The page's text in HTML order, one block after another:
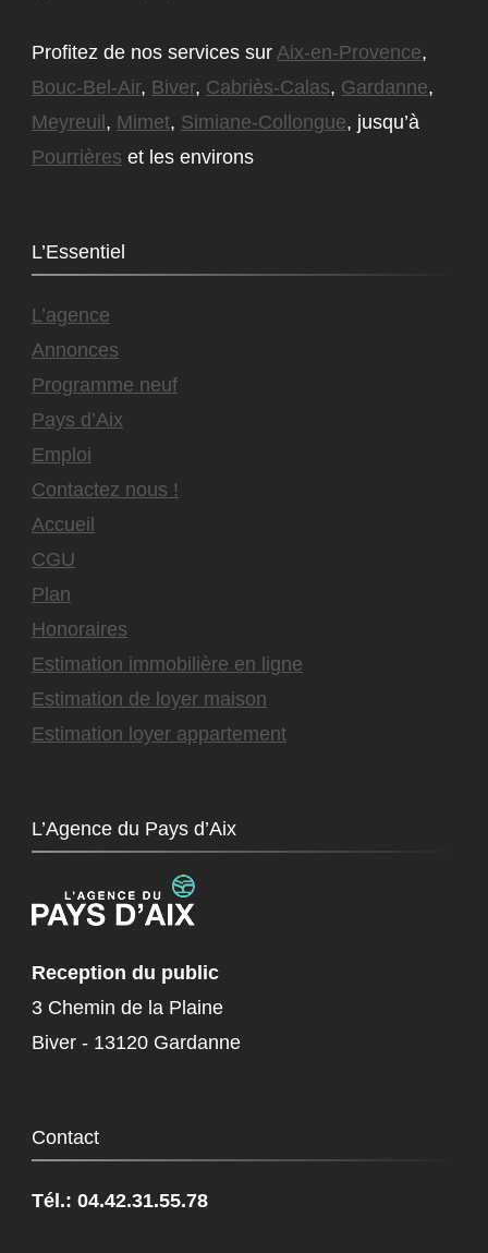
Profitez de nos services sur Aix-en-Provence,
Bouc-Bel-Air, Biver, Cabriès-Calas, Gardanne,
Meyreuil, Mimet, Simiane-Collongue, jusqu’à
Pourrières et les environs
L’Essentiel
L’agence
Annonces
Programme neuf
Pays d’Aix
Emploi
Contactez nous !
Accueil
CGU
Plan
Honoraires
Estimation immobilière en ligne
Estimation de loyer maison
Estimation loyer appartement
L’Agence du Pays d’Aix
Reception du public
3 Chemin de la Plaine
Biver - 13120 Gardanne
Contact
Tél.: 04.42.31.55.78